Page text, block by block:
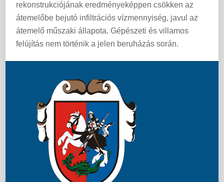
rekonstrukciójának eredményeképpen csökken az
átemelőbe bejutó infiltrációs vízmennyiség, javul az
átemelő műszaki állapota. Gépészeti és villamos
felújítás nem történik a jelen beruházás során.